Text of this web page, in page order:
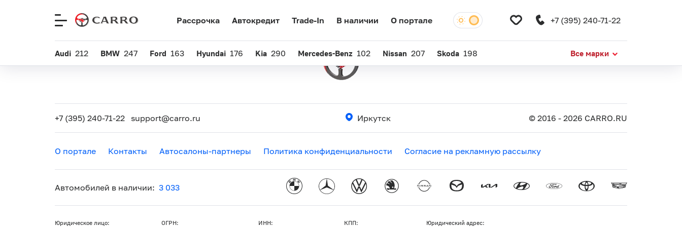
Рассрочка Автокредит Trade-In В наличии О портале +7 (395) 240-71-22
Audi 212 BMW 247 Ford 163 Hyundai 176 Kia 290 Mercedes-Benz 102 Nissan 207 Skoda 198 Все марки
+7 (395) 240-71-22 support@carro.ru Иркутск © 2016 - 2026 CARRO.RU
О портале Контакты Автосалоны-партнеры Политика конфиденциальности Согласие на рекламную рассылку
Автомобилей в наличии: 3 033
Юридическое лицо:
ОГРН:
ИНН:
КПП:
Юридический адрес: